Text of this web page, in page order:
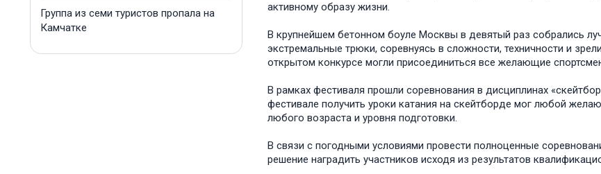
Группа из семи туристов пропала на
Камчатке
активному образу жизни.
В крупнейшем бетонном боуле Москвы в девятый раз собрались
экстремальные трюки, соревнуясь в сложности, техничности и
открытом конкурсе могли присоединиться все желающие
В рамках фестиваля прошли соревнования в дисциплинах
фестивале получить уроки катания на скейтборде мог любой
любого возраста и уровня подготовки.
В связи с погодными условиями провести полноценные
решение наградить участников исходя из результатов